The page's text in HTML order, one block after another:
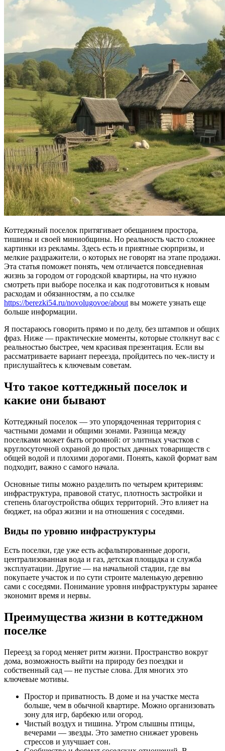
Коттеджный поселок притягивает обещанием простора,
тишины и своей миниобщины. Но реальность часто сложнее
картинки из рекламы. Здесь есть и приятные сюрпризы, и
мелкие раздражители, о которых не говорят на этапе продажи.
Эта статья поможет понять, чем отличается повседневная
жизнь за городом от городской квартиры, на что нужно
смотреть при выборе поселка и как подготовиться к новым
расходам и обязанностям, а по ссылке
https://berezki54.ru/novolugovoe/about вы можете узнать еще
больше информации.
Я постараюсь говорить прямо и по делу, без штампов и общих
фраз. Ниже — практические моменты, которые столкнут вас с
реальностью быстрее, чем красивая презентация. Если вы
рассматриваете вариант переезда, пройдитесь по чек-листу и
прислушайтесь к ключевым советам.
Что такое коттеджный поселок и
какие они бывают
Коттеджный поселок — это упорядоченная территория с
частными домами и общими зонами. Разница между
поселками может быть огромной: от элитных участков с
круглосуточной охраной до простых дачных товариществ с
общей водой и плохими дорогами. Понять, какой формат вам
подходит, важно с самого начала.
Основные типы можно разделить по четырем критериям:
инфраструктура, правовой статус, плотность застройки и
степень благоустройства общих территорий. Это влияет на
бюджет, на образ жизни и на отношения с соседями.
Виды по уровню инфраструктуры
Есть поселки, где уже есть асфальтированные дороги,
централизованная вода и газ, детская площадка и служба
эксплуатации. Другие — на начальной стадии, где вы
покупаете участок и по сути строите маленькую деревню
сами с соседями. Понимание уровня инфраструктуры заранее
экономит время и нервы.
Преимущества жизни в коттеджном
поселке
Переезд за город меняет ритм жизни. Пространство вокруг
дома, возможность выйти на природу без поездки и
собственный сад — не пустые слова. Для многих это
ключевые мотивы.
Простор и приватность. В доме и на участке места
больше, чем в обычной квартире. Можно организовать
зону для игр, барбекю или огород.
Чистый воздух и тишина. Утром слышны птицы,
вечерами — звезды. Это заметно снижает уровень
стрессов и улучшает сон.